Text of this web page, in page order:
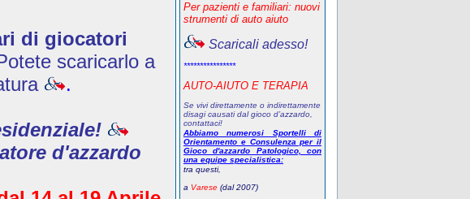
di giocatori
scaricarlo a
.
d'azzardo
Per pazienti e familiari: nuovi
strumenti di auto aiuto
Scaricali adesso!
****************
AUTO-AIUTO E TERAPIA
Se vivi direttamente o indirettamente
disagi causati dal gioco d’azzardo,
contattaci!
Abbiamo numerosi Sportelli di
Orientamento e Consulenza per il
Gioco d'azzardo Patologico, con
una equipe specialistica:
tra questi,
a Varese (dal 2007)